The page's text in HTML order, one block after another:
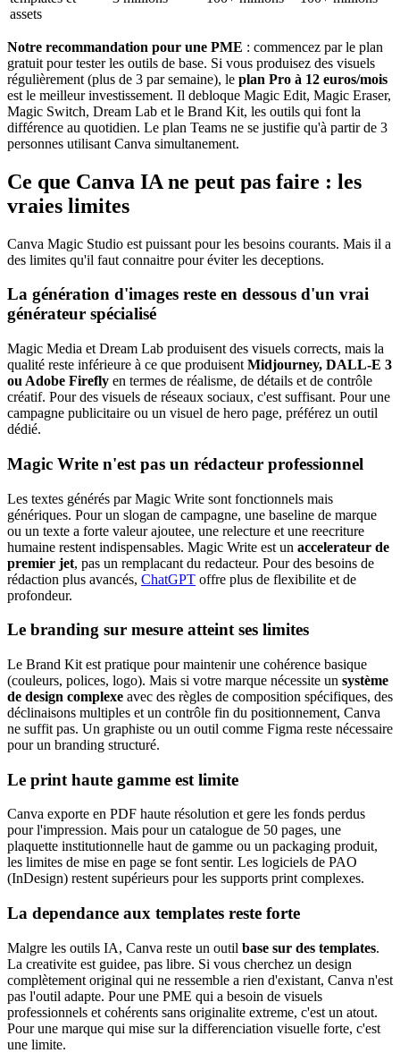
assets
Notre recommandation pour une PME : commencez par le plan
gratuit pour tester les outils de base. Si vous produisez des visuels
régulièrement (plus de 3 par semaine), le plan Pro à 12 euros/mois
est le meilleur investissement. Il debloque Magic Edit, Magic Eraser,
Magic Switch, Dream Lab et le Brand Kit, les outils qui font la
différence au quotidien. Le plan Teams ne se justifie qu'à partir de 3
personnes utilisant Canva simultanement.
Ce que Canva IA ne peut pas faire : les
vraies limites
Canva Magic Studio est puissant pour les besoins courants. Mais il a
des limites qu'il faut connaitre pour éviter les deceptions.
La génération d'images reste en dessous d'un vrai
générateur spécialisé
Magic Media et Dream Lab produisent des visuels corrects, mais la
qualité reste inférieure à ce que produisent Midjourney, DALL-E 3
ou Adobe Firefly en termes de réalisme, de détails et de contrôle
créatif. Pour des visuels de réseaux sociaux, c'est suffisant. Pour une
campagne publicitaire ou un visuel de hero page, préférez un outil
dédié.
Magic Write n'est pas un rédacteur professionnel
Les textes générés par Magic Write sont fonctionnels mais
génériques. Pour un slogan de campagne, une baseline de marque
ou un texte a forte valeur ajoutee, une relecture et une reecriture
humaine restent indispensables. Magic Write est un accelerateur de
premier jet, pas un remplacant du redacteur. Pour des besoins de
rédaction plus avancés, ChatGPT offre plus de flexibilite et de
profondeur.
Le branding sur mesure atteint ses limites
Le Brand Kit est pratique pour maintenir une cohérence basique
(couleurs, polices, logo). Mais si votre marque nécessite un système
de design complexe avec des règles de composition spécifiques, des
déclinaisons multiples et un contrôle fin du positionnement, Canva
ne suffit pas. Un graphiste ou un outil comme Figma reste nécessaire
pour un branding structuré.
Le print haute gamme est limite
Canva exporte en PDF haute résolution et gere les fonds perdus
pour l'impression. Mais pour un catalogue de 50 pages, une
plaquette institutionnelle haut de gamme ou un packaging produit,
les limites de mise en page se font sentir. Les logiciels de PAO
(InDesign) restent supérieurs pour les supports print complexes.
La dependance aux templates reste forte
Malgre les outils IA, Canva reste un outil base sur des templates.
La creativite est guidee, pas libre. Si vous cherchez un design
complètement original qui ne ressemble a rien d'existant, Canva n'est
pas l'outil adapte. Pour une PME qui a besoin de visuels
professionnels et cohérents sans originalite extreme, c'est un atout.
Pour une marque qui mise sur la differenciation visuelle forte, c'est
une limite.